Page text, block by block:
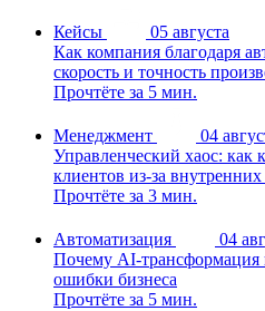
Кейсы
05 августа
Как компания благодаря
скорость и точность
Прочтёте за 5 мин.
Менеджмент
04
Управленческий хаос: как
клиентов из-за
Прочтёте за 3 мин.
Автоматизация
04
Почему AI-трансформация
ошибки бизнеса
Прочтёте за 5 мин.